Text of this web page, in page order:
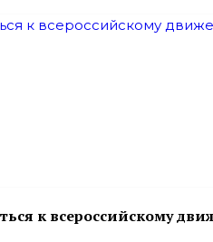
к всероссийскому